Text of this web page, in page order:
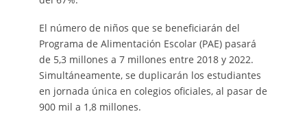
El número de niños que se beneficiarán del
Programa de Alimentación Escolar (PAE) pasará
de 5,3 millones a 7 millones entre 2018 y 2022.
Simultáneamente, se duplicarán los estudiantes
en jornada única en colegios oficiales, al pasar de
900 mil a 1,8 millones.